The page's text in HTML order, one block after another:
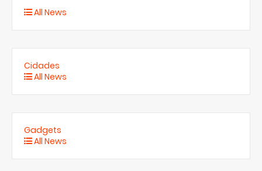
All News
Cidades
All News
Gadgets
All News